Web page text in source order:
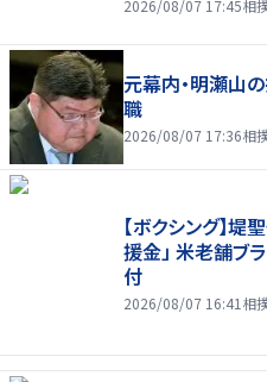
2026/08/07 17:45相
元幕内・明瀬山
職
2026/08/07 17:36相
【ボクシング】
援金」 米老舗ブ
付
2026/08/07 16:41 相